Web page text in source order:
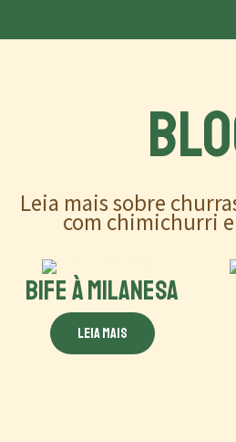
Leia mais sobre
com chimichurri
BIFE À MILANESA
Leia mais